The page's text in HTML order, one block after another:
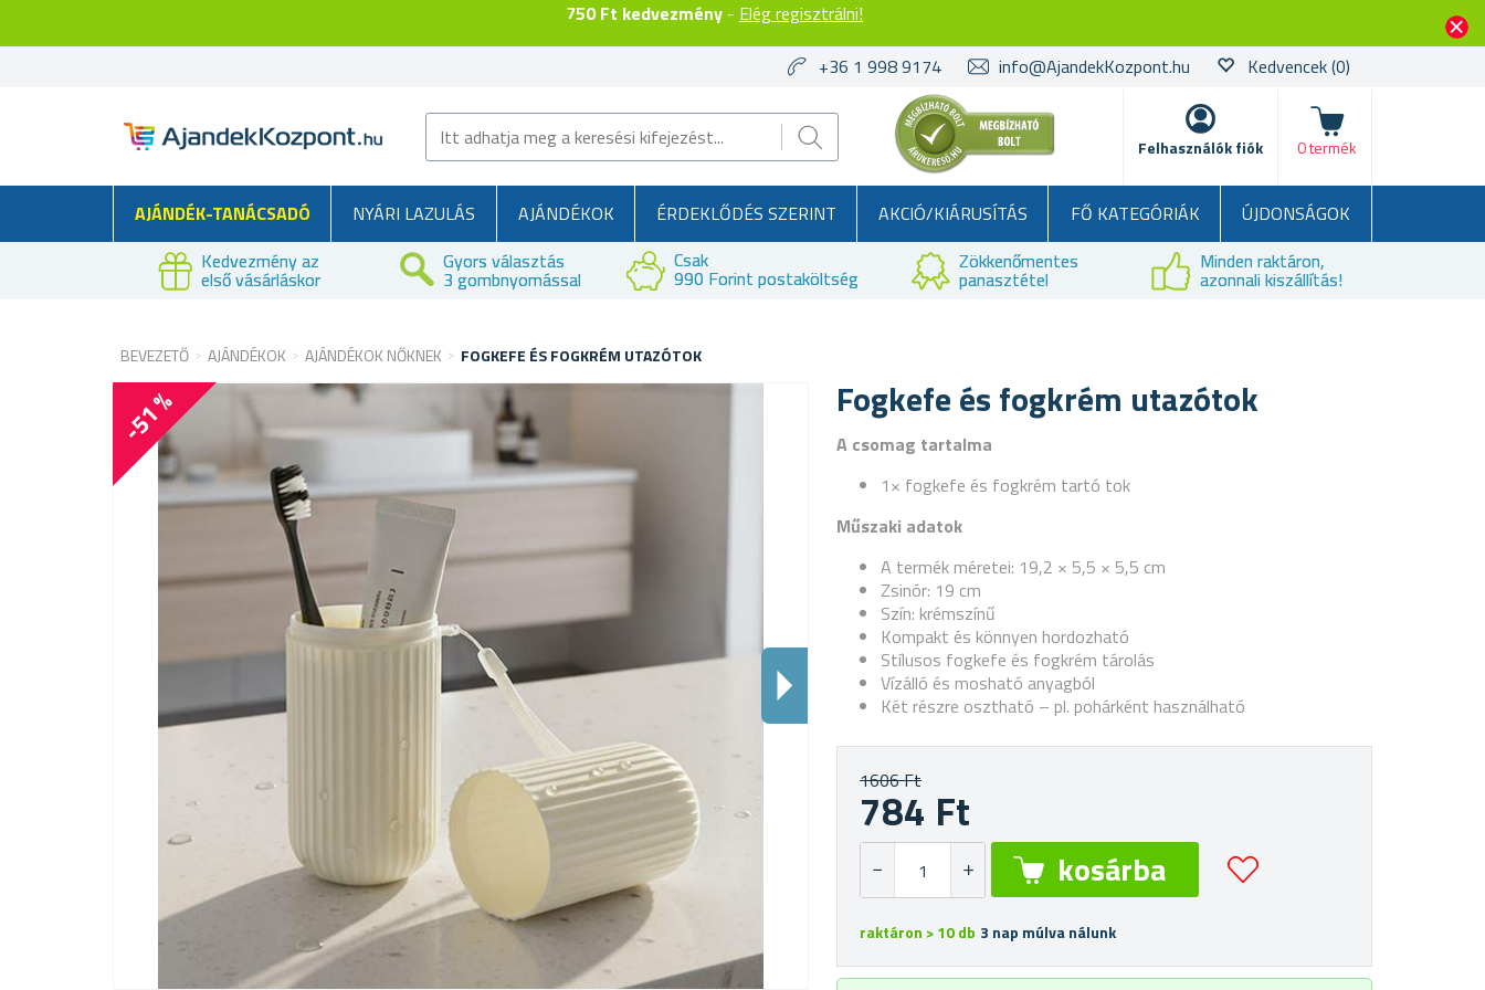
750 Ft kedvezmény - Elég regisztrálni!
+36 1 998 9174
info@AjandekKozpont.hu Kedvencek(0)
Felhasználók fiók
kosár
0 termék
AJÁNDÉK-TANÁCSADÓ NYÁRI LAZULÁS AJÁNDÉKOK ÉRDEKLŐDÉS SZERINT AKCIÓ/KIÁRUSÍTÁS FŐ KATEGÓRIÁK
ÚJDONSÁGOK
Kedvezmény az
első vásárláskor
Gyors választás
3 gombnyomással
Csak
990 Forint postaköltség
Zökkenőmentes
panasztétel
Minden raktáron,
azonnali kiszállítás!
BEVEZETŐ AJÁNDÉKOK AJÁNDÉKOK NŐKNEK FOGKEFE ÉS FOGKRÉM UTAZÓTOK
Fogkefe és fogkrém utazótok
-51 %
A csomag tartalma
1× fogkefe és fogkrém tartó tok
Műszaki adatok
A termék méretei: 19,2 × 5,5 × 5,5 cm
Zsinór: 19 cm
Szín: krémszínű
Kompakt és könnyen hordozható
Stílusos fogkefe és fogkrém tárolás
Vízálló és mosható anyagból
Két részre osztható – pl. pohárként használható
1606 Ft
784 Ft
raktáron > 10 db 3 nap múlva nálunk